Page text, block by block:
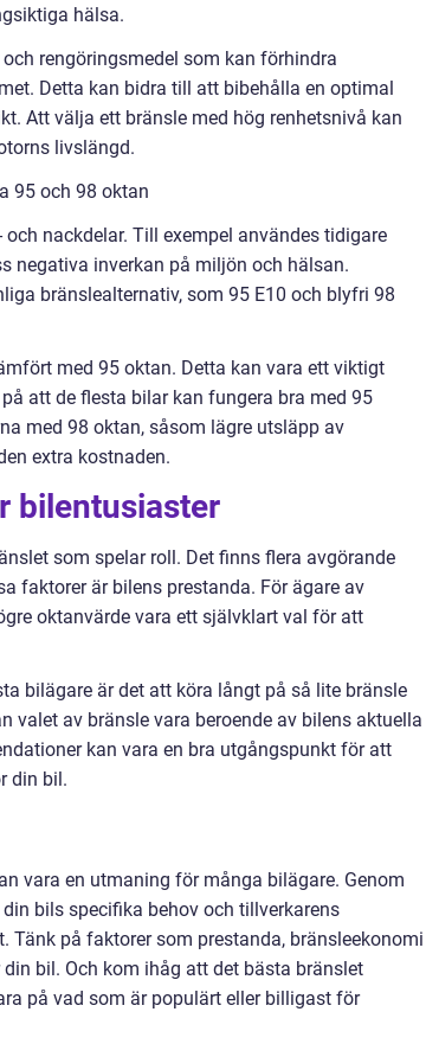
hälsa.
rengöringsmedel som kan förhindra
Detta kan bidra till att bibehålla en optimal
Att välja ett bränsle med hög renhetsnivå kan
livslängd.
95 och 98 oktan
nackdelar. Till exempel användes tidigare
negativa inverkan på miljön och hälsan.
bränslealternativ, som 95 E10 och blyfri 98
med 95 oktan. Detta kan vara ett viktigt
att de flesta bilar kan fungera bra med 95
med 98 oktan, såsom lägre utsläpp av
extra kostnaden.
bilentusiaster
som spelar roll. Det finns flera avgörande
faktorer är bilens prestanda. För ägare av
oktanvärde vara ett självklart val för att
bilägare är det att köra långt på så lite bränsle
valet av bränsle vara beroende av bilens aktuella
kan vara en bra utgångspunkt för att
din bil.
vara en utmaning för många bilägare. Genom
bils specifika behov och tillverkarens
på faktorer som prestanda, bränsleekonomi
bil. Och kom ihåg att det bästa bränslet
på vad som är populärt eller billigast för